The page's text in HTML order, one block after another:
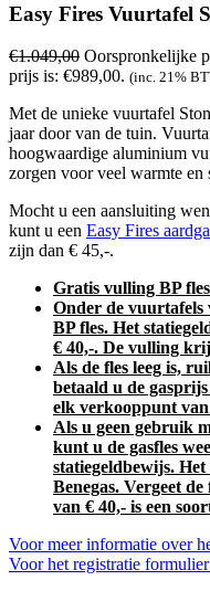
Easy Fires Vuurtafel
€1.049,00 Oorspronkelijke
prijs is: €989,00. (inc. 21%
Met de unieke vuurtafel
jaar door van de tuin.
hoogwaardige aluminium
zorgen voor veel warmte en
Mocht u een aansluiting
kunt u een Easy Fires
zijn dan € 45,-.
Gratis vulling BP fles
Onder de vuurtafels
BP fles. Het
€ 40,-. De vulling
Als de fles leeg is,
betaald u de
elk verkooppunt
Als u geen gebruik
kunt u de gasfles
statiegeldbewijs.
Benegas. Vergeet de
van € 40,- is een
Voor meer informatie over
Voor het registratie